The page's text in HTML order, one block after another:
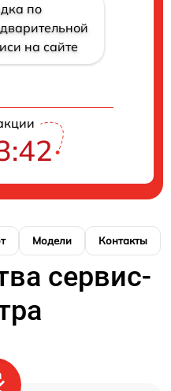
по
на сайте
Модели Контакты
сервис-